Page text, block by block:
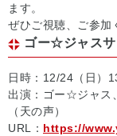
ます。
ぜひご視聴、ご参加
ゴー☆ジャスサ
日時：12/24（日）
出演：ゴー☆ジャス
（天の声）
URL： https://